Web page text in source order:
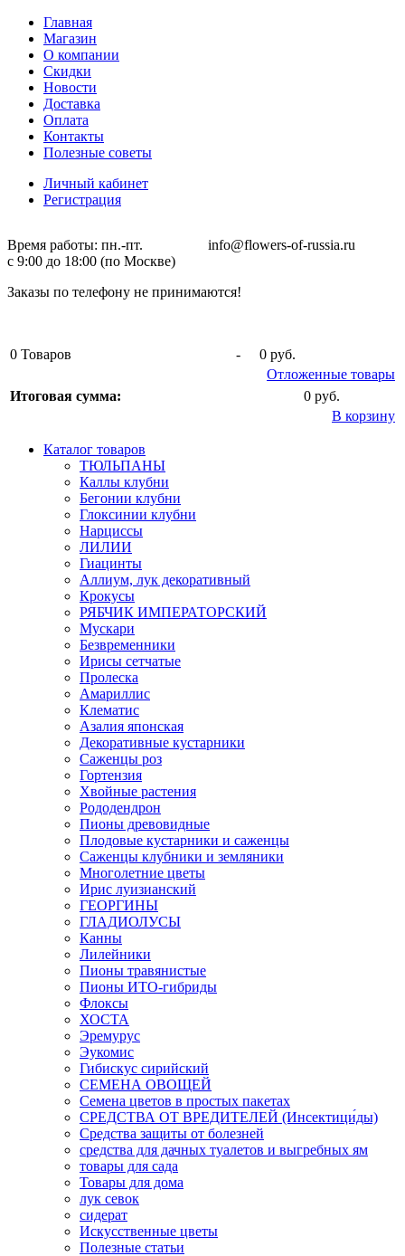
Главная
Магазин
О компании
Скидки
Новости
Доставка
Оплата
Контакты
Полезные советы
Личный кабинет
Регистрация
Время работы: пн.-пт. info@flowers-of-russia.ru
с 9:00 до 18:00 (по Москве)
Заказы по телефону не принимаются!
0 Товаров -
0 руб.
Отложенные товары
Итоговая сумма:
0 руб.
В корзину
Каталог товаров
ТЮЛЬПАНЫ
Каллы клубни
Бегонии клубни
Глоксинии клубни
Нарциссы
ЛИЛИИ
Гиацинты
Аллиум, лук декоративный
Крокусы
РЯБЧИК ИМПЕРАТОРСКИЙ
Мускари
Безвременники
Ирисы сетчатые
Пролеска
Амариллис
Клематис
Азалия японская
Декоративные кустарники
Саженцы роз
Гортензия
Хвойные растения
Рододендрон
Пионы древовидные
Плодовые кустарники и саженцы
Саженцы клубники и земляники
Многолетние цветы
Ирис луизианский
ГЕОРГИНЫ
ГЛАДИОЛУСЫ
Канны
Лилейники
Пионы травянистые
Пионы ИТО-гибриды
Флоксы
ХОСТА
Эремурус
Эукомис
Гибискус сирийский
СЕМЕНА ОВОЩЕЙ
Семена цветов в простых пакетах
СРЕДСТВА ОТ ВРЕДИТЕЛЕЙ (Инсектици́ды)
Средства защиты от болезней
средства для дачных туалетов и выгребных ям
товары для сада
Товары для дома
лук севок
сидерат
Искусственные цветы
Полезные статьи